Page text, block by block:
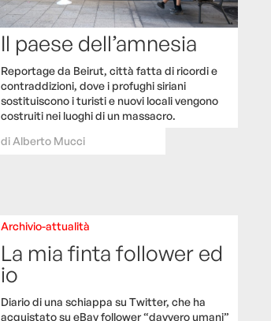
Il paese dell’amnesia
Reportage da Beirut, città fatta di ricordi e
contraddizioni, dove i profughi siriani
sostituiscono i turisti e nuovi locali vengono
costruiti nei luoghi di un massacro.
di Alberto Mucci
Archivio-attualità
La mia finta follower ed
io
Diario di una schiappa su Twitter, che ha
acquistato su eBay follower “davvero umani”